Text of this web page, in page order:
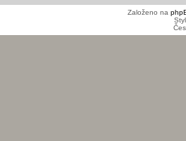
Založeno na